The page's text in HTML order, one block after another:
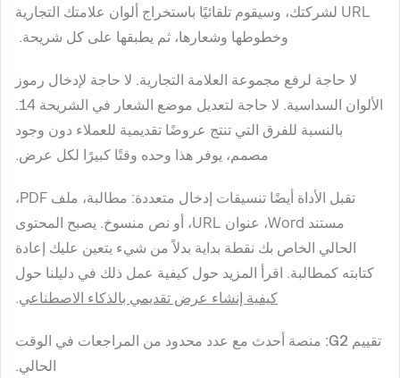
URL لشركتك، وسيقوم تلقائيًا باستخراج ألوان علامتك التجارية
وخطوطها وشعارها، ثم يطبقها على كل شريحة.
لا حاجة لرفع مجموعة العلامة التجارية. لا حاجة لإدخال رموز
الألوان السداسية. لا حاجة لتعديل موضع الشعار في الشريحة 14.
بالنسبة للفرق التي تنتج عروضًا تقديمية للعملاء دون وجود
مصمم، يوفر هذا وحده وقتًا كبيرًا لكل عرض.
تقبل الأداة أيضًا تنسيقات إدخال متعددة: مطالبة، ملف PDF،
مستند Word، عنوان URL، أو نص منسوخ. يصبح المحتوى
الحالي الخاص بك نقطة بداية بدلاً من شيء يتعين عليك إعادة
كتابته كمطالبة. اقرأ المزيد حول كيفية عمل ذلك في دليلنا حول
كيفية إنشاء عرض تقديمي بالذكاء الاصطناعي.
تقييم G2:
منصة أحدث مع عدد محدود من المراجعات في الوقت
الحالي.